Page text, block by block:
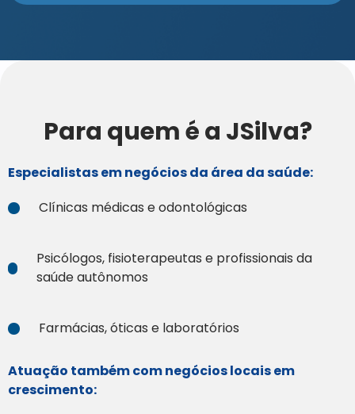
Para quem é a JSilva?
Especialistas em negócios da área da saúde:
Clínicas médicas e odontológicas
Psicólogos, fisioterapeutas e profissionais da
saúde autônomos
Farmácias, óticas e laboratórios
Atuação também com negócios locais em
crescimento: